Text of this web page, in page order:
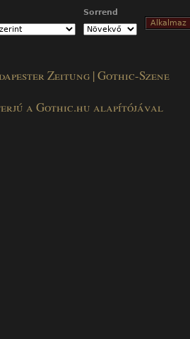
to navigationSorrend
Zeitung | Gothic-Szene
a Gothic.hu alapítójával